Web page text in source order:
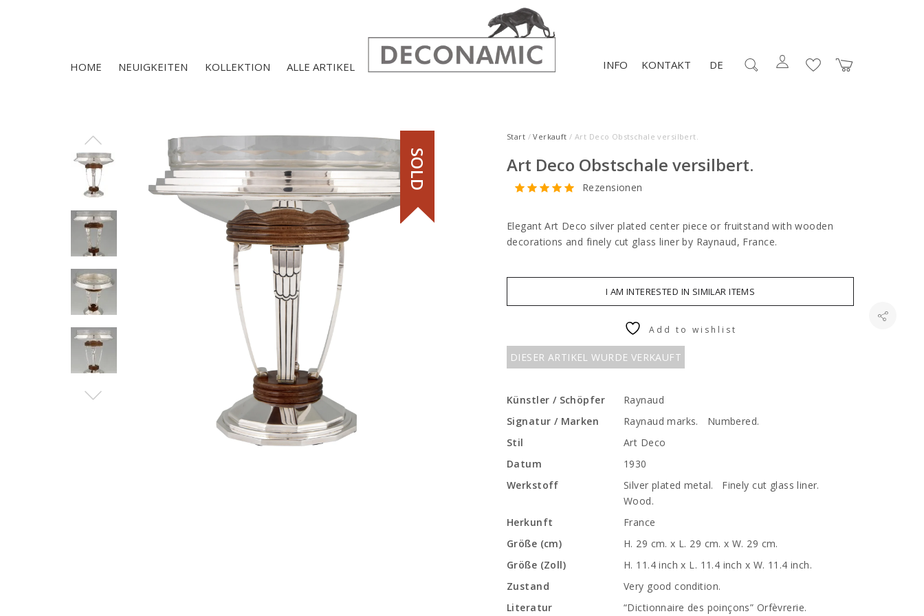
HOME NEUIGKEITEN KOLLEKTION ALLE ARTIKEL KONTAKT
INFO DE
SOLD
Start /Verkauft / Art Deco Obstschale versilbert.
Art Deco Obstschale versilbert.
Rezensionen
Elegant Art Deco silver plated center piece or fruitstand with wooden
decorations and finely cut glass liner by Raynaud, France.
I AM INTERESTED IN SIMILAR ITEMS
DIESER ARTIKEL WURDE VERKAUFT
Add to wishlist
Künstler / Schöpfer
Raynaud
Signatur / Marken
Raynaud marks. Numbered.
Stil
Art Deco
Datum
1930
Werkstoff
Silver plated metal. Finely cut glass liner.
Wood.
Herkunft
France
Größe (cm)
H. 29 cm. x L. 29 cm. x W. 29 cm.
Größe (Zoll)
H. 11.4 inch x L. 11.4 inch x W. 11.4 inch.
Zustand
Very good condition.
Literatur
“Dictionnaire des poinçons” Orfèvrerie.